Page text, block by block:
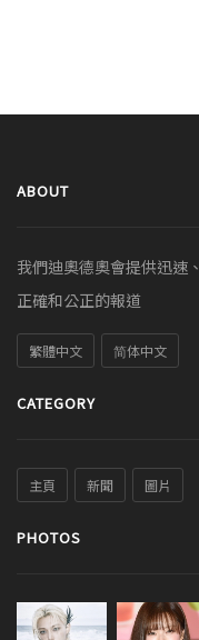
ABOUT
我們迪奧德奧會提供迅速、
正確和公正的報道
繁體中文 简体中文
CATEGORY
主頁 新聞 圖片
PHOTOS